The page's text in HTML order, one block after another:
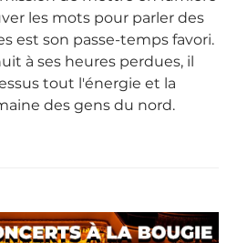
les mots pour parler des
est son passe-temps favori.
à ses heures perdues, il
tout l'énergie et la
des gens du nord.